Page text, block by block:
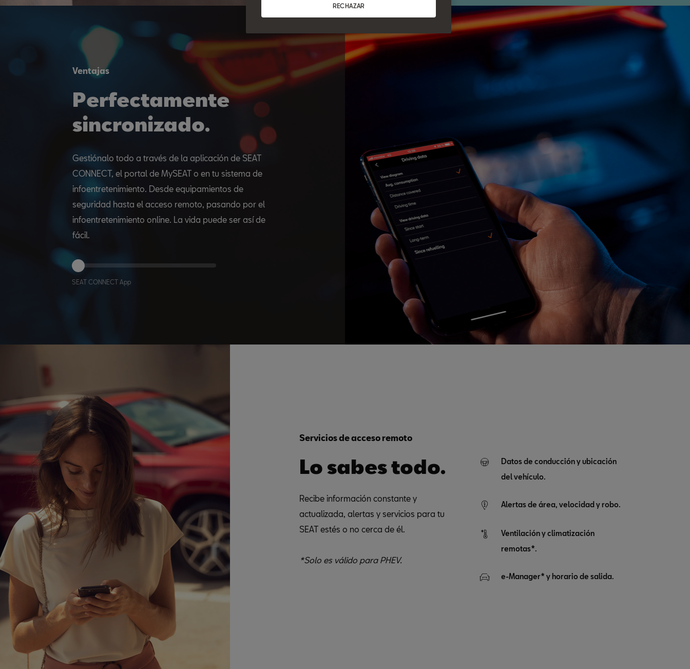
Ventajas
Perfectamente
sincronizado.
Gestiónalo todo a través de la aplicación de SEAT
CONNECT, el portal de MySEAT o en tu sistema de
infoentretenimiento. Desde equipamientos de
seguridad hasta el acceso remoto, pasando por el
infoentretenimiento online. La vida puede ser así de
fácil.
SEAT CONNECT App
Servicios de acceso remoto
Lo sabes todo.
Recibe información constante y
actualizada, alertas y servicios para tu
SEAT estés o no cerca de él.
*Solo es válido para PHEV.
Datos de conducción y ubicación
del vehículo.
Alertas de área, velocidad y robo.
Ventilación y climatización
remotas*.
e-Manager* y horario de salida.
RECHAZAR